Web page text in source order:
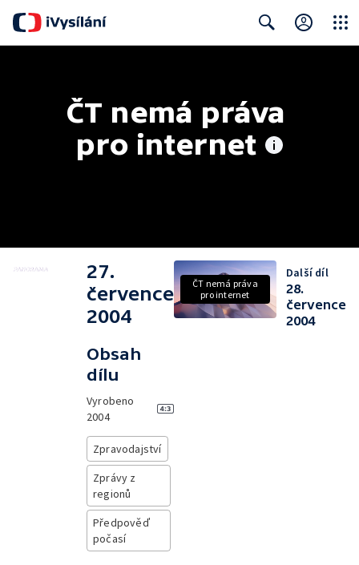
ČT nemá práva
pro internet
27.
července
2004
Obsah
dílu
Vyrobeno
2004
Zpravodajství
Zprávy z
regionů
Předpověď
počasí
ČT nemá práva
pro internet
Další díl
28.
července
2004